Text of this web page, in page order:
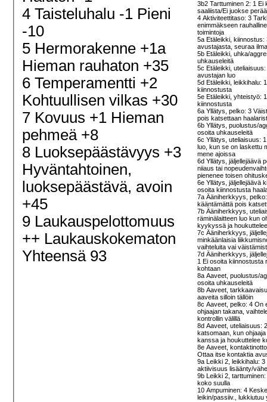
4 Taisteluhalu -1 Pieni
-10
5 Hermorakenne +1a
Hieman rauhaton +35
6 Temperamentti +2
Kohtuullisen vilkas +30
7 Kovuus +1 Hieman
pehmeä +8
8 Luoksepäästävyys +3
Hyväntahtoinen,
luoksepäästävä, avoin
+45
9 Laukauspelottomuus
++ Laukauskokematon
Yhteensä 93
3b2 Tarttuminen 2: 1 Ei
saaliista/Ei juokse
4 Aktiviteettitaso: 3
enimmäkseen
toimintoja
5a Etäleikki, kiinnostus:
avustajasta, seuraa
5b Etäleikki, uhka/
uhkauseleitä
5c Etäleikki,
avustajan luo
5d Etäleikki, leikkihalu:
kiinnostusta
5e Etäleikki, yhteistyö:
kiinnostusta
6a Yllätys, pelko: 3
pois katsettaan
6b Yllätys, puolustus/
osoita uhkauseleitä
6c Yllätys, uteliaisuus:
luo, kun se on laskettu
mene ajoissa
6d Yllätys, jäljellejäävä
niiaus tai
pienenee toisen
6e Yllätys, jäljellejäävä
osoita kiinnostusta
7a Ääniherkkyys,
kääntämättä pois
7b Ääniherkkyys,
räminälaitteen luo kun
kyykyssä ja
7c Ääniherkkyys,
minkäänlaisia
vaihteluita vai
7d Ääniherkkyys,
1 Ei osoita kiinnostusta
kohtaan
8a Aaveet, puolustus/
osoita uhkauseleitä
8b Aaveet,
aaveita silloin tällöin
8c Aaveet, pelko: 4 On
ohjaajan takana,
kontrollin välillä
8d Aaveet, uteliaisuus:
katsomaan, kun
kanssa ja houkuttelee
8e Aaveet,
Ottaa itse kontaktia
9a Leikki 2, leikkihalu: 3
aktiivisuus lisäänty/
9b Leikki 2,
koko suulla
10 Ampuminen: 4
leikin/passiiv.,